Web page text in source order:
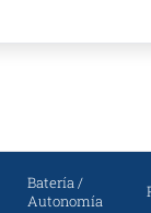
Batería /
Autonomía